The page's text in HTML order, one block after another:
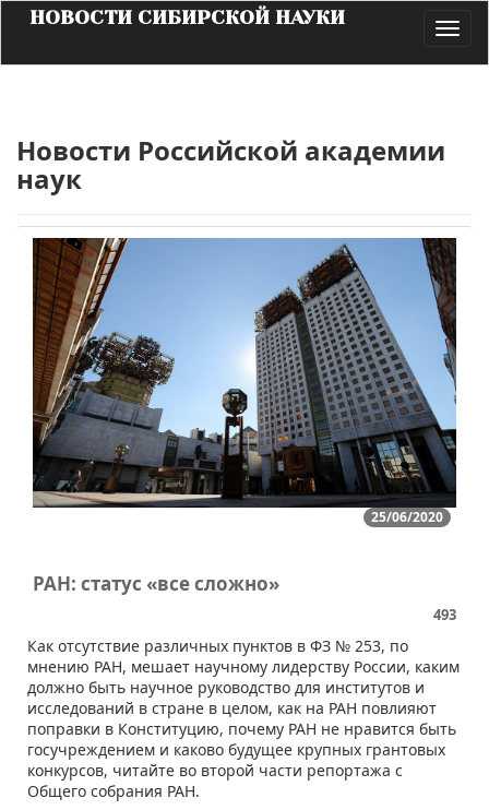
НОВОСТИ СИБИРСКОЙ НАУКИ
Новости Российской академии
наук
25/06/2020
РАН: статус «все сложно»
493
​​Как отсутствие различных пунктов в ФЗ № 253, по
мнению РАН, мешает научному лидерству России, каким
должно быть научное руководство для институтов и
исследований в стране в целом, как на РАН повлияют
поправки в Конституцию, почему РАН не нравится быть
госучреждением и каково будущее крупных грантовых
конкурсов, читайте во второй части репортажа с
Общего собрания РАН.